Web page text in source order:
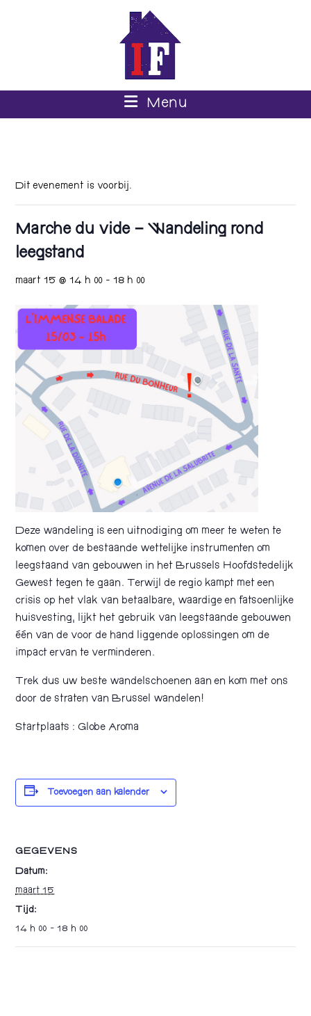
Menu
Dit evenement is voorbij.
Marche du vide – Wandeling rond
leegstand
maart 15 @ 14 h 00 -18 h 00
Deze wandeling is een uitnodiging om meer te weten te
komen over de bestaande wettelijke instrumenten om
leegstaand van gebouwen in het Brussels Hoofdstedelijk
Gewest tegen te gaan. Terwijl de regio kampt met een
crisis op het vlak van betaalbare, waardige en fatsoenlijke
huisvesting, lijkt het gebruik van leegstaande gebouwen
één van de voor de hand liggende oplossingen om de
impact ervan te verminderen.
Trek dus uw beste wandelschoenen aan en kom met ons
door de straten van Brussel wandelen!
Startplaats : Globe Aroma
Toevoegen aan kalender
GEGEVENS
Datum:
maart 15
Tijd:
14 h 00 - 18 h 00